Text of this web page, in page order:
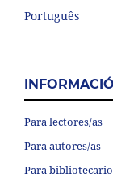
Português
Para lectores/as
Para autores/as
Para